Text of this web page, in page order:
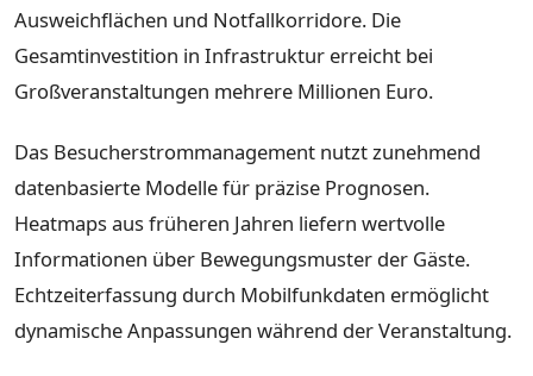
Ausweichflächen und Notfallkorridore. Die
Gesamtinvestition in Infrastruktur erreicht bei
Großveranstaltungen mehrere Millionen Euro.
Das Besucherstrommanagement nutzt zunehmend
datenbasierte Modelle für präzise Prognosen.
Heatmaps aus früheren Jahren liefern wertvolle
Informationen über Bewegungsmuster der Gäste.
Echtzeiterfassung durch Mobilfunkdaten ermöglicht
dynamische Anpassungen während der Veranstaltung.